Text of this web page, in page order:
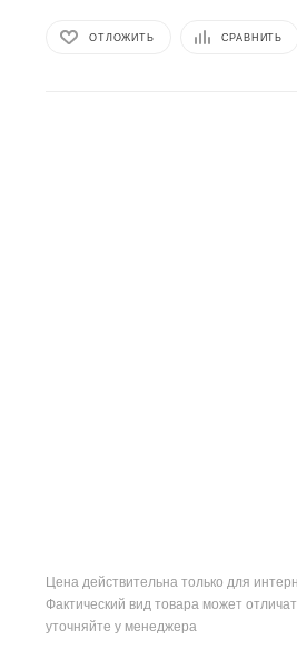
ОТЛОЖИТЬ СРАВНИТЬ
Цена действительна только для
Фактический вид товара может
уточняйте у менеджера